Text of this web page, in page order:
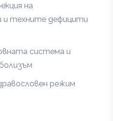
на
и техните дефицити
система и
режим